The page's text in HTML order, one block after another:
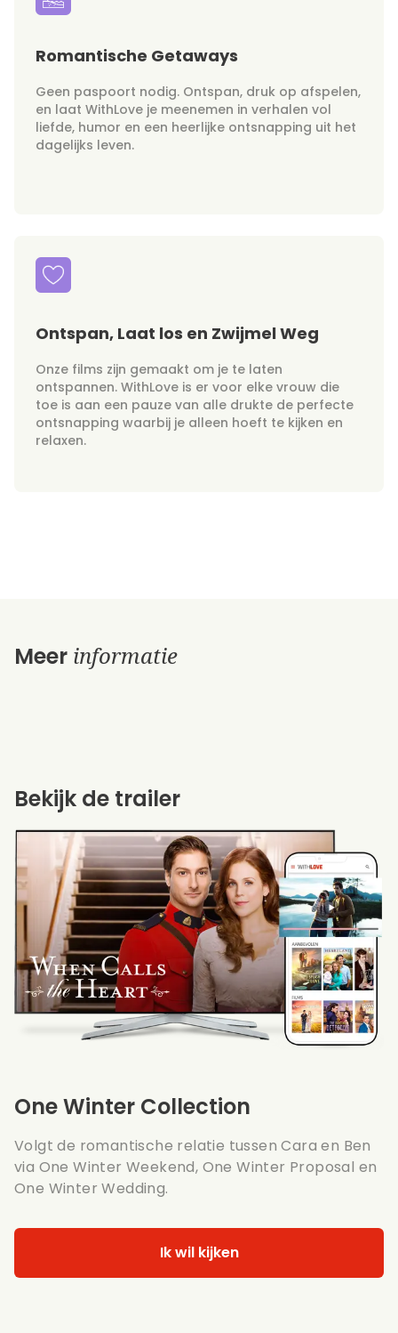
Romantische Getaways
Geen paspoort nodig. Ontspan, druk op afspelen,
en laat WithLove je meenemen in verhalen vol
liefde, humor en een heerlijke ontsnapping uit het
dagelijks leven.
Ontspan, Laat los en Zwijmel Weg
Onze films zijn gemaakt om je te laten
ontspannen. WithLove is er voor elke vrouw die
toe is aan een pauze van alle drukte de perfecte
ontsnapping waarbij je alleen hoeft te kijken en
relaxen.
Meer informatie
One Winter Collection
Volgt de romantische relatie tussen Cara en Ben
via One Winter Weekend, One Winter Proposal en
One Winter Wedding.
Ik wil kijken
Bekijk de trailer